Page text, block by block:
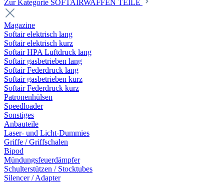
Zur Kategorie SOFTAIRWAFFEN TEILE
Magazine
Softair elektrisch lang
Softair elektrisch kurz
Softair HPA Luftdruck lang
Softair gasbetrieben lang
Softair Federdruck lang
Softair gasbetrieben kurz
Softair Federdruck kurz
Patronenhülsen
Speedloader
Sonstiges
Anbauteile
Laser- und Licht-Dummies
Griffe / Griffschalen
Bipod
Mündungsfeuerdämpfer
Schulterstützen / Stocktubes
Silencer / Adapter